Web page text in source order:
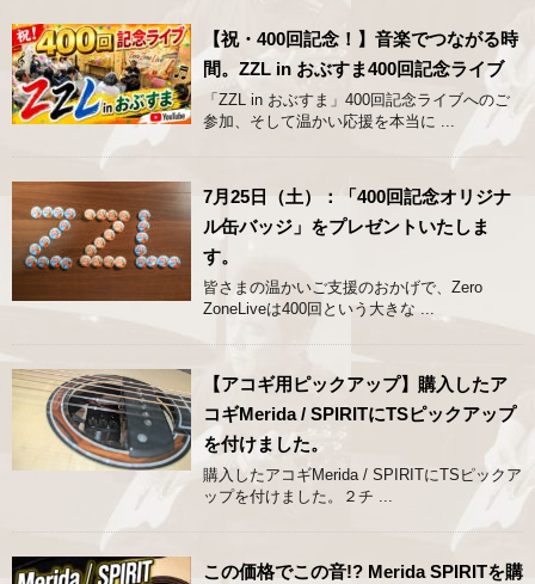
【祝・400回記念！】音楽でつながる時
間。ZZL in おぶすま400回記念ライブ
「ZZL in おぶすま」400回記念ライブへのご
参加、そして温かい応援を本当に ...
7月25日（土）：「400回記念オリジナ
ル缶バッジ」をプレゼントいたしま
す。
皆さまの温かいご支援のおかげで、Zero
ZoneLiveは400回という大きな ...
【アコギ用ピックアップ】購入したア
コギMerida / SPIRITにTSピックアップ
を付けました。
購入したアコギMerida / SPIRITにTSピックア
ップを付けました。２チ ...
この価格でこの音!? Merida SPIRITを購